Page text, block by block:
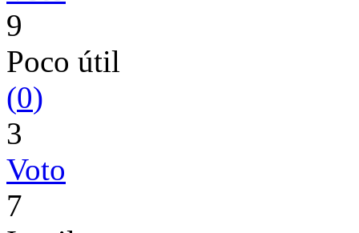
9
Poco útil
(0)
3
Voto
7